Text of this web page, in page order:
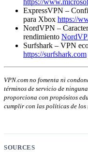
https://
ExpressVPN –
para Xbox https://
NordVPN –
rendimiento
Surfshark – VPN
https://surfshark.com
VPN.com no fomenta ni
términos de servicio de
proporciona con propósitos
cumplir con las políticas de los
SOURCES